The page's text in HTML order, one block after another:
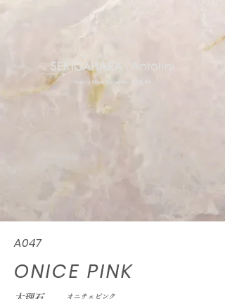
A047
ONICE PINK
オニチェピンク